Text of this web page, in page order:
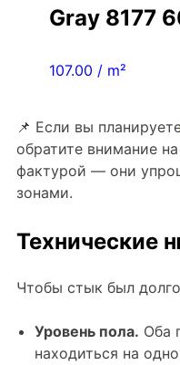
Gray 8177
107.00 / m²
📌 Если вы
обратите внимание
фактурой — они
зонами.
Технические
Чтобы стык был
Уровень пола. Оба
находиться на